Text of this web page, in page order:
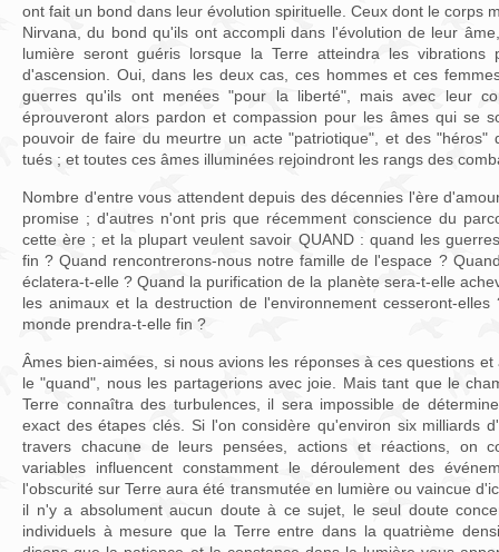
ont fait un bond dans leur évolution spirituelle. Ceux dont le corps
Nirvana, du bond qu'ils ont accompli dans l'évolution de leur
lumière seront guéris lorsque la Terre atteindra les vibrations
d'ascension. Oui, dans les deux cas, ces hommes et ces
guerres qu'ils ont menées "pour la liberté", mais avec leur
éprouveront alors pardon et compassion pour les âmes qui se
pouvoir de faire du meurtre un acte "patriotique", et des
tués ; et toutes ces âmes illuminées rejoindront les rangs des
Nombre d'entre vous attendent depuis des décennies l'ère
promise ; d'autres n'ont pris que récemment conscience du
cette ère ; et la plupart veulent savoir QUAND : quand les
fin ? Quand rencontrerons-nous notre famille de l'espace ?
éclatera-t-elle ? Quand la purification de la planète sera-t-elle
les animaux et la destruction de l'environnement cesseront-
monde prendra-t-elle fin ?
Âmes bien-aimées, si nous avions les réponses à ces questions
le "quand", nous les partagerions avec joie. Mais tant que le
Terre connaîtra des turbulences, il sera impossible de
exact des étapes clés. Si l'on considère qu'environ six milliards
travers chacune de leurs pensées, actions et réactions, on
variables influencent constamment le déroulement des
l'obscurité sur Terre aura été transmutée en lumière ou vaincue
il n'y a absolument aucun doute à ce sujet, le seul doute
individuels à mesure que la Terre entre dans la quatrième